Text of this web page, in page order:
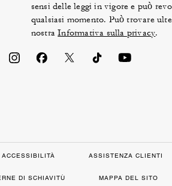
sensi delle leggi in vigore e può
qualsiasi momento. Può trovare
nostraInformativa sulla privacy.
ACCESSIBILITÀ ASSISTENZA CLIENTI
DI SCHIAVITÙ MAPPA DEL SITO